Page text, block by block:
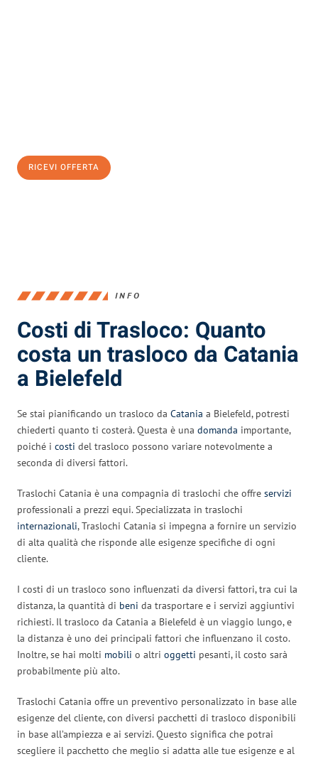
RICEVI OFFERTA
INFO
Costi di Trasloco: Quanto
costa un trasloco da Catania
a Bielefeld
Se stai pianificando un trasloco da Catania a Bielefeld, potresti
chiederti quanto ti costerà. Questa è una domanda importante,
poiché i costi del trasloco possono variare notevolmente a
seconda di diversi fattori.
Traslochi Catania è una compagnia di traslochi che offre servizi
professionali a prezzi equi. Specializzata in traslochi
internazionali, Traslochi Catania si impegna a fornire un servizio
di alta qualità che risponde alle esigenze specifiche di ogni
cliente.
I costi di un trasloco sono influenzati da diversi fattori, tra cui la
distanza, la quantità di beni da trasportare e i servizi aggiuntivi
richiesti. Il trasloco da Catania a Bielefeld è un viaggio lungo, e
la distanza è uno dei principali fattori che influenzano il costo.
Inoltre, se hai molti mobili o altri oggetti pesanti, il costo sarà
probabilmente più alto.
Traslochi Catania offre un preventivo personalizzato in base alle
esigenze del cliente, con diversi pacchetti di trasloco disponibili
in base all’ampiezza e ai servizi. Questo significa che potrai
scegliere il pacchetto che meglio si adatta alle tue esigenze e al